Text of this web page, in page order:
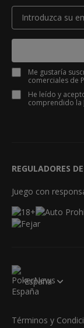
Me gustaría
comerciales de
He leído y
comprendido la
REGULADORES
Juego con
España
Términos y